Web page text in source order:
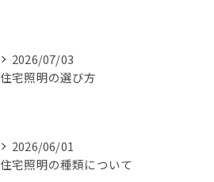
2026/07/03
住宅照明の選び方
2026/06/01
住宅照明の種類について